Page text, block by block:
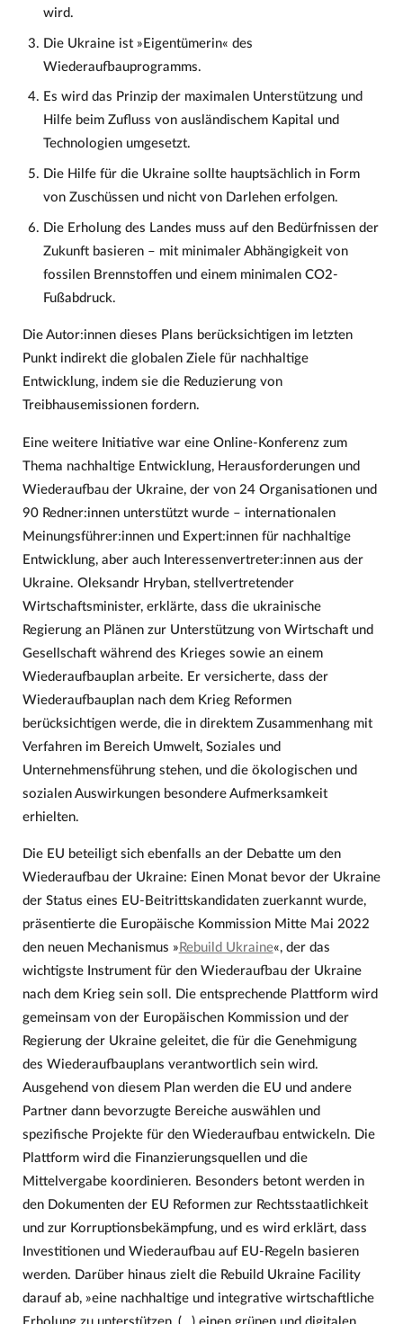
wird.
Die Ukraine ist »Eigentümerin« des
Wiederaufbauprogramms.
Es wird das Prinzip der maximalen Unterstützung und
Hilfe beim Zufluss von ausländischem Kapital und
Technologien umgesetzt.
Die Hilfe für die Ukraine sollte hauptsächlich in Form
von Zuschüssen und nicht von Darlehen erfolgen.
Die Erholung des Landes muss auf den Bedürfnissen der
Zukunft basieren – mit minimaler Abhängigkeit von
fossilen Brennstoffen und einem minimalen CO2-
Fußabdruck.
Die Autor:innen dieses Plans berücksichtigen im letzten
Punkt indirekt die globalen Ziele für nachhaltige
Entwicklung, indem sie die Reduzierung von
Treibhausemissionen fordern.
Eine weitere Initiative war eine Online-Konferenz zum
Thema nachhaltige Entwicklung, Herausforderungen und
Wiederaufbau der Ukraine, der von 24 Organisationen und
90 Redner:innen unterstützt wurde – internationalen
Meinungsführer:innen und Expert:innen für nachhaltige
Entwicklung, aber auch Interessenvertreter:innen aus der
Ukraine. Oleksandr Hryban, stellvertretender
Wirtschaftsminister, erklärte, dass die ukrainische
Regierung an Plänen zur Unterstützung von Wirtschaft und
Gesellschaft während des Krieges sowie an einem
Wiederaufbauplan arbeite. Er versicherte, dass der
Wiederaufbauplan nach dem Krieg Reformen
berücksichtigen werde, die in direktem Zusammenhang mit
Verfahren im Bereich Umwelt, Soziales und
Unternehmensführung stehen, und die ökologischen und
sozialen Auswirkungen besondere Aufmerksamkeit
erhielten.
Die EU beteiligt sich ebenfalls an der Debatte um den
Wiederaufbau der Ukraine: Einen Monat bevor der Ukraine
der Status eines EU-Beitrittskandidaten zuerkannt wurde,
präsentierte die Europäische Kommission Mitte Mai 2022
den neuen Mechanismus » Rebuild Ukraine«, der das
wichtigste Instrument für den Wiederaufbau der Ukraine
nach dem Krieg sein soll. Die entsprechende Plattform wird
gemeinsam von der Europäischen Kommission und der
Regierung der Ukraine geleitet, die für die Genehmigung
des Wiederaufbauplans verantwortlich sein wird.
Ausgehend von diesem Plan werden die EU und andere
Partner dann bevorzugte Bereiche auswählen und
spezifische Projekte für den Wiederaufbau entwickeln. Die
Plattform wird die Finanzierungsquellen und die
Mittelvergabe koordinieren. Besonders betont werden in
den Dokumenten der EU Reformen zur Rechtsstaatlichkeit
und zur Korruptionsbekämpfung, und es wird erklärt, dass
Investitionen und Wiederaufbau auf EU-Regeln basieren
werden. Darüber hinaus zielt die Rebuild Ukraine Facility
darauf ab, »eine nachhaltige und integrative wirtschaftliche